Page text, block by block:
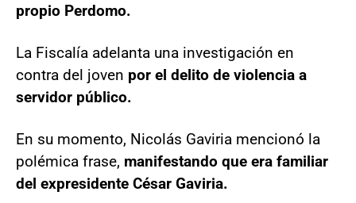
propio Perdomo.
La Fiscalía adelanta una investigación en
contra del joven por el delito de violencia a
servidor público.
En su momento, Nicolás Gaviria mencionó la
polémica frase, manifestando que era familiar
del expresidente César Gaviria.